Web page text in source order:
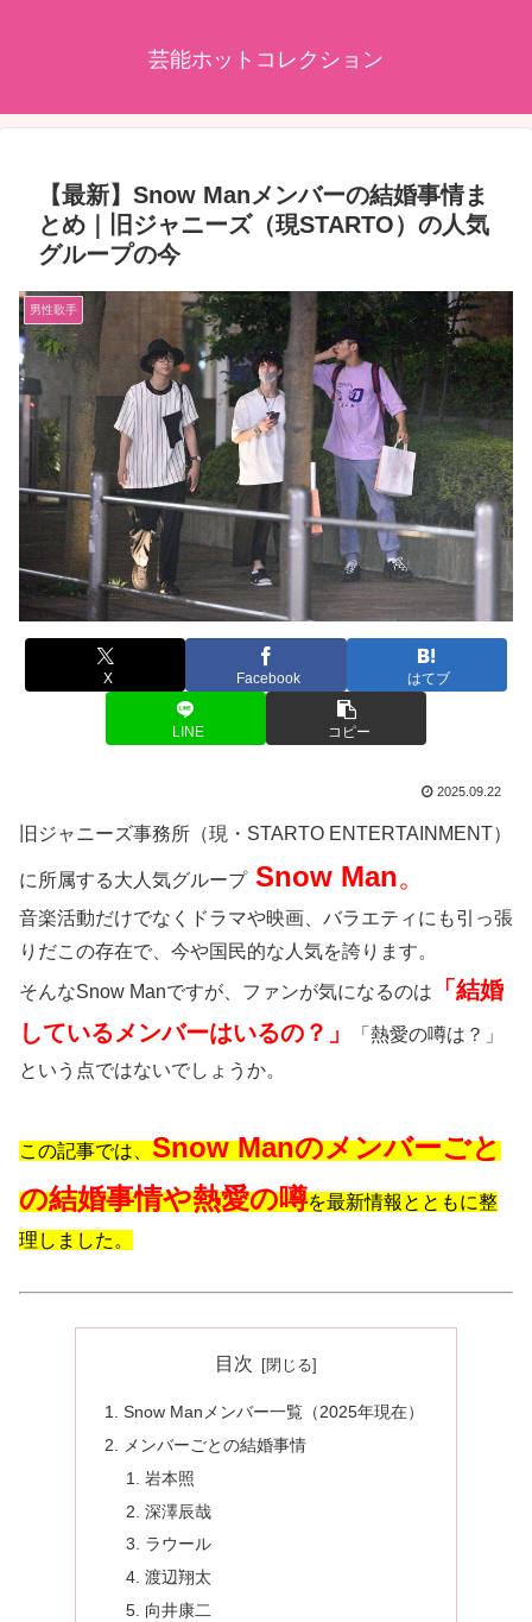
芸能ホットコレクション
【最新】Snow Manメンバーの結婚事情ま
とめ｜旧ジャニーズ（現STARTO）の人気
グループの今
男性歌手
X Facebook はてブ
LINE コピー
2025.09.22
旧ジャニーズ事務所（現・STARTO ENTERTAINMENT）
に所属する大人気グループ Snow Man。
音楽活動だけでなくドラマや映画、バラエティにも引っ張
りだこの存在で、今や国民的な人気を誇ります。
そんなSnow Manですが、ファンが気になるのは
「結婚
しているメンバーはいるの？」
「熱愛の噂は？」
という点ではないでしょうか。
この記事では、 Snow Manのメンバーごと
の結婚事情や熱愛の噂を最新情報とともに整
理しました。
目次
Snow Manメンバー一覧（2025年現在）
メンバーごとの結婚事情
岩本照
深澤辰哉
ラウール
渡辺翔太
向井康二